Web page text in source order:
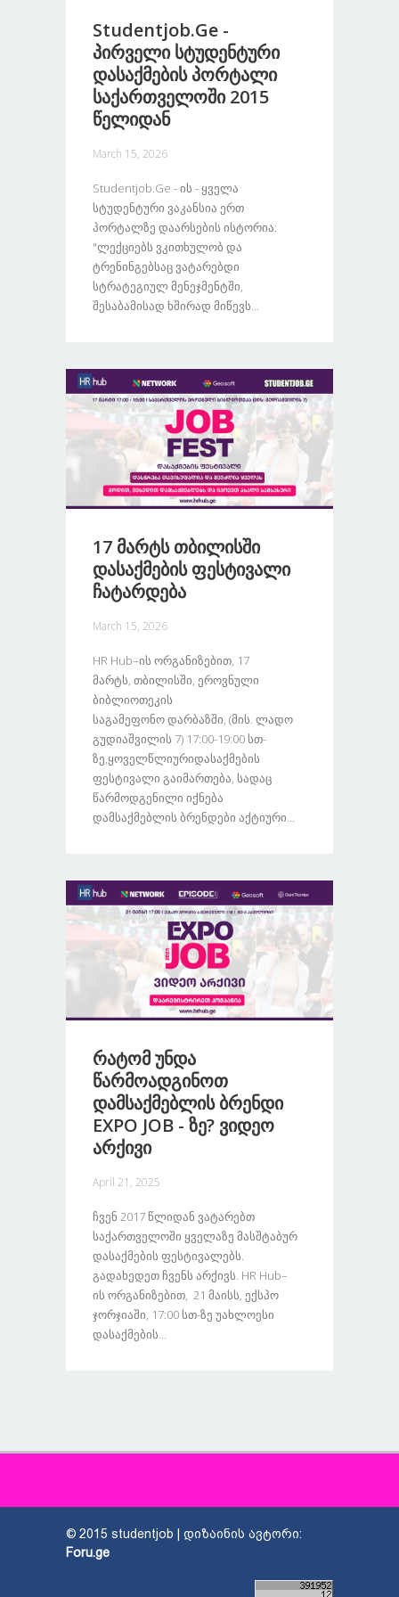
Studentjob.ge -
Პირველი Სტუდენტური
Დასაქმების Პორტალი
Საქართველოში 2015
Წელიდან
March 15, 2026
Studentjob.ge - Ის - Ყველა
Სტუდენტური Ვაკანსია Ერთ
Პორტალზე Დაარსების Ისტორია:
"ლექციებს Ვკითხულობ Და
Ტრენინგებსაც Ვატარებდი
Სტრატეგიულ Მენეჯმენტში,
Შესაბამისად Ხშირად Მიწევს...
17 Მარტს Თბილისში
Დასაქმების Ფესტივალი
Ჩატარდება
March 15, 2026
HR Hub–Ის Ორგანიზებით, 17
Მარტს, Თბილისში, Ეროვნული
Ბიბლიოთეკის
Საგამეფონო Დარბაზში, (მის. Ლადო
Გუდიაშვილის 7) 17:00-19:00 Სთ-
Ზე,ყოველწლიურიდასაქმების
Ფესტივალი Გაიმართება, Სადაც
Წარმოდგენილი Იქნება
Დამსაქმებლის Ბრენდები Აქტიური...
Რატომ Უნდა
Წარმოადგინოთ
Დამსაქმებლის Ბრენდი
EXPO JOB - Ზე? Ვიდეო
Არქივი
April 21, 2025
Ჩვენ 2017 Წლიდან Ვატარებთ
Საქართველოში Ყველაზე Მასშტაბურ
Დასაქმების Ფესტივალებს.
Გადახედეთ Ჩვენს Არქივს. HR Hub–
Ის Ორგანიზებით, 21 Მაისს, Ექსპო
Ჯორჯიაში, 17:00 Სთ-Ზე Უახლოესი
Დასაქმების...
© 2015 studentjob | დიზაინის ავტორი:
Foru.ge